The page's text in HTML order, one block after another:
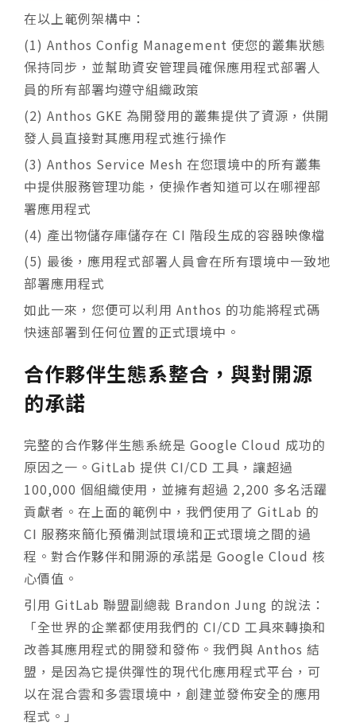
在以上範例架構中：
(1) Anthos Config Management 使您的叢集狀態
保持同步，並幫助資安管理員確保應用程式部署人
員的所有部署均遵守組織政策
(2) Anthos GKE 為開發用的叢集提供了資源，供開
發人員直接對其應用程式進行操作
(3) Anthos Service Mesh 在您環境中的所有叢集
中提供服務管理功能，使操作者知道可以在哪裡部
署應用程式
(4) 產出物儲存庫儲存在 CI 階段生成的容器映像檔
(5) 最後，應用程式部署人員會在所有環境中一致地
部署應用程式
如此一來，您便可以利用 Anthos 的功能將程式碼
快速部署到任何位置的正式環境中。
合作夥伴生態系整合，與對開源
的承諾
完整的合作夥伴生態系統是 Google Cloud 成功的
原因之一。GitLab 提供 CI/CD 工具，讓超過
100,000 個組織使用，並擁有超過 2,200 多名活躍
貢獻者。在上面的範例中，我們使用了 GitLab 的
CI 服務來簡化預備測試環境和正式環境之間的過
程。對合作夥伴和開源的承諾是 Google Cloud 核
心價值。
引用 GitLab 聯盟副總裁 Brandon Jung 的說法：
「全世界的企業都使用我們的 CI/CD 工具來轉換和
改善其應用程式的開發和發佈。我們與 Anthos 結
盟，是因為它提供彈性的現代化應用程式平台，可
以在混合雲和多雲環境中，創建並發佈安全的應用
程式。」